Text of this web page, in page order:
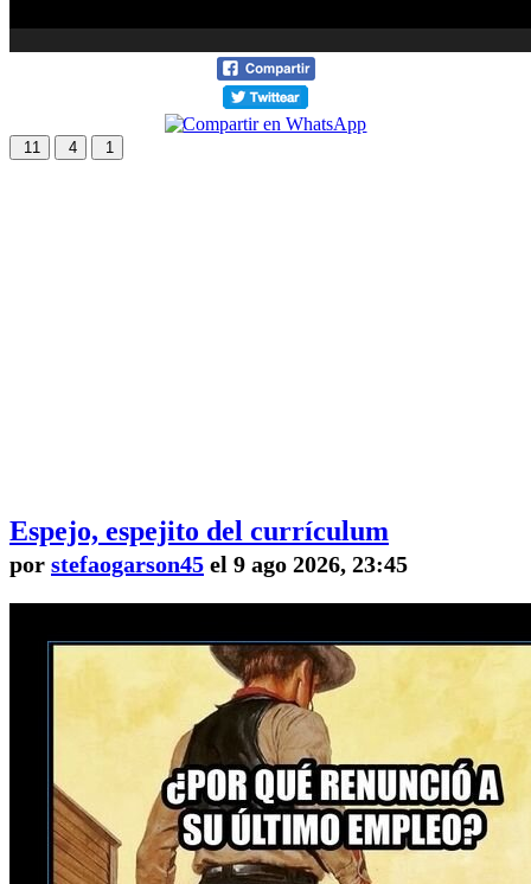
11 4 1
Espejo, espejito del currículum
por stefaogarson45 el 9 ago 2026, 23:45